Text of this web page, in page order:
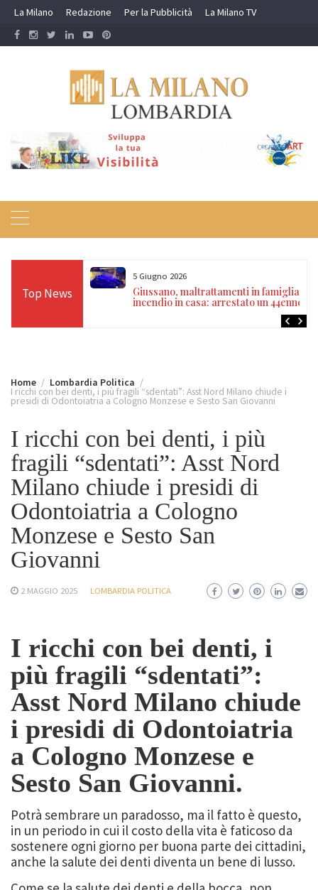
Skip
content
La Milano Redazione Per la Pubblicità La Milano TV
Top News
in famiglia e
un 44enne
5 Giugno 2026
San Martino dall’Argine, lavoro nero e
gravi violazioni in un laboratorio di
Home Lombardia Politica
I ricchi con bei denti, i più fragili “sdentati”: Asst Nord Milano chiude i
presidi di Odontoiatria a Cologno Monzese e Sesto San Giovanni
I ricchi con bei denti, i più
fragili “sdentati”: Asst Nord
Milano chiude i presidi di
Odontoiatria a Cologno
Monzese e Sesto San
Giovanni
2 MAGGIO 2025 LOMBARDIA POLITICA
I ricchi con bei denti, i
più fragili “sdentati”:
Asst Nord Milano chiude
i presidi di Odontoiatria
a Cologno Monzese e
Sesto San Giovanni.
Potrà sembrare un paradosso, ma il fatto è questo,
in un periodo in cui il costo della vita è faticoso da
sostenere ogni giorno per buona parte dei cittadini,
anche la salute dei denti diventa un bene di lusso.